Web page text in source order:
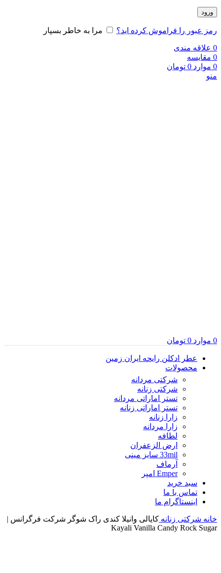
ورود
رمز عبور را فراموش کرده اید؟ مرا به خاطر بسپار
0 علاقه مندی
0 مقایسه
0 موارد 0 تومان
منو
0 موارد 0 تومان
عطر ادکلن رایحه ایران زمین
محصولات
شرکتی مردانه
شرکتی زنانه
تستر اماراتی مردانه
تستر اماراتی زنانه
زارا زنانه
زارا مردانه
لطافه
ارض الزعفران
33mil سایز مینی
آرماف
Emper امپر
سبد خرید
تماس با ما
اینستاگرام ما
خانه شرکتی زنانه کایالی وانیلا کندی راک شوگر شرکت فرگرانس |
Kayali Vanilla Candy Rock Sugar